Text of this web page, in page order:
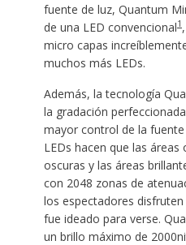
fuente de luz, Quantum
de una LED convencional1
micro capas
muchos más LEDs.
Además, la tecnología
la gradación
mayor control de la
LEDs hacen que las áreas
oscuras y las áreas
con 2048 zonas de
los espectadores
fue ideado para verse.
un brillo máximo de